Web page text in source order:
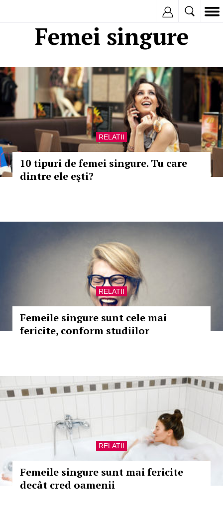
Femei singure
RELATII
10 tipuri de femei singure. Tu care
dintre ele eşti?
RELATII
Femeile singure sunt cele mai
fericite, conform studiilor
RELATII
Femeile singure sunt mai fericite
decât cred oamenii